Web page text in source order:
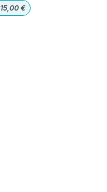
15,00€